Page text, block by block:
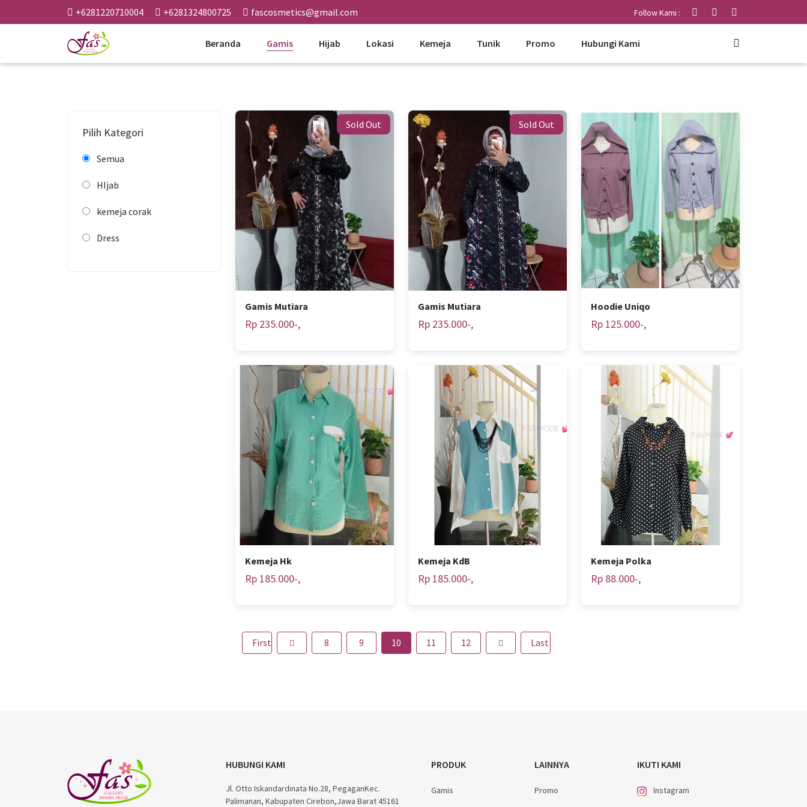
+6281220710004 +6281324800725 fascosmetics@gmail.com Follow Kami :
Beranda Gamis Hijab Lokasi Kemeja Tunik Promo Hubungi Kami
Pilih Kategori
Semua
HIjab
kemeja corak
Dress
Sold Out
Gamis Mutiara
Rp 235.000-,
Sold Out
Gamis Mutiara
Rp 235.000-,
Hoodie Uniqo
Rp 125.000-,
Kemeja Hk
Rp 185.000-,
Kemeja KdB
Rp 185.000-,
Kemeja Polka
Rp 88.000-,
First 8 9 10 11 12 Last
HUBUNGI KAMI
Jl. Otto Iskandardinata No.28, PegaganKec.
Palimanan, Kabupaten Cirebon,Jawa Barat 45161
PRODUK
Gamis
LAINNYA
Promo
IKUTI KAMI
Instagram